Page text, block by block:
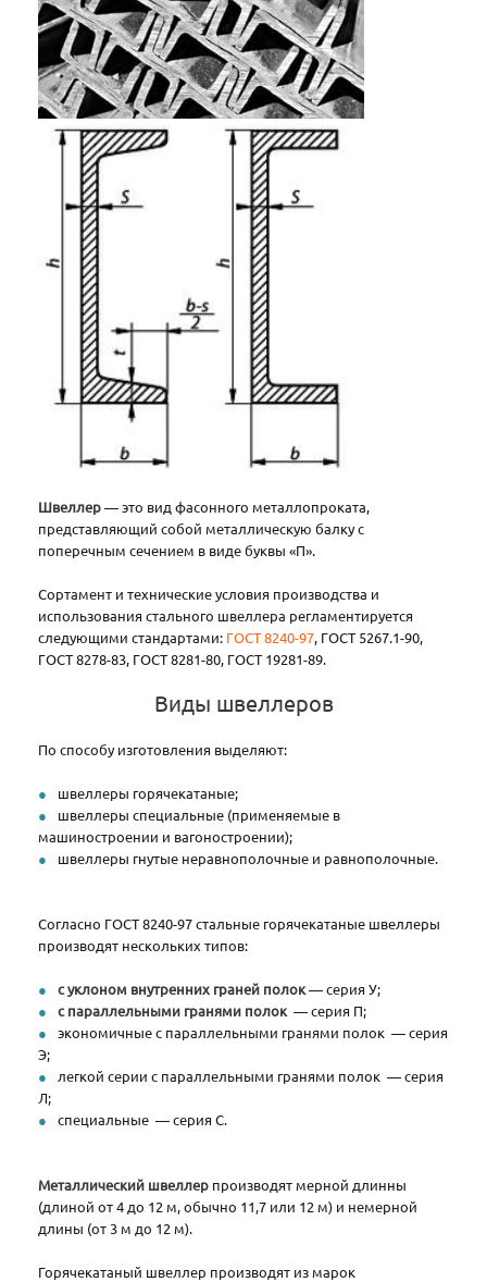
Швеллер— это вид фасонного металлопроката,
представляющий собой металлическую балку с
поперечным сечением в виде буквы «П».
Сортамент и технические условия производства и
использования стального швеллера регламентируется
следующими стандартами: ГОСТ 8240-97, ГОСТ 5267.1-90,
ГОСТ 8278-83, ГОСТ 8281-80, ГОСТ 19281-89.
Виды швеллеров
По способу изготовления выделяют:
швеллеры горячекатаные;
швеллеры специальные (применяемые в
машиностроении и вагоностроении);
швеллеры гнутые неравнополочные и равнополочные.
Согласно ГОСТ 8240-97 стальные горячекатаные швеллеры
производят нескольких типов:
с уклоном внутренних граней полок— серия У;
с параллельными гранями полок — серия П;
экономичные с параллельными гранями полок — серия
Э;
легкой серии с параллельными гранями полок — серия
Л;
специальные — серия С.
Металлический швеллер производят мерной длинны
(длиной от 4 до 12 м, обычно 11,7 или 12 м) и немерной
длины (от 3 м до 12 м).
Горячекатаный швеллер производят из марок